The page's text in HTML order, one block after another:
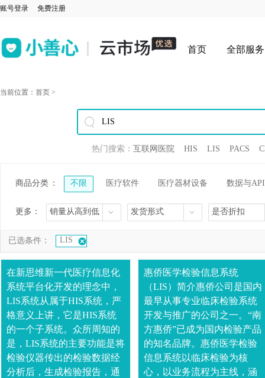
账号登录 免费注册
首页 全部服务
当前位置： 首页 >
热门搜索： 互联网医院 HIS LIS PACS
商品分类 ： 不限 医疗软件 医疗器材设备 数据与API
更多： 销量从高到低 发货形式 是否折扣
已选条件： LIS
在新思维新一代医疗信息化
系统平台化开发的理念中，
LIS系统从属于HIS系统，严
格意义上讲，它是HIS系统
的一个子系统。众所周知的
是，LIS系统的主要功能是将
检验仪器传出的检验数据经
分析后，生成检验报告，通
惠侨医学检验信息系统
（LIS）简介惠侨公司是国内
最早从事专业临床检验系统
开发与推广的公司之一。“南
方惠侨”已成为国内检验产品
的知名品牌。惠侨医学检验
信息系统以临床检验为核
心，以业务流程为主线，涵